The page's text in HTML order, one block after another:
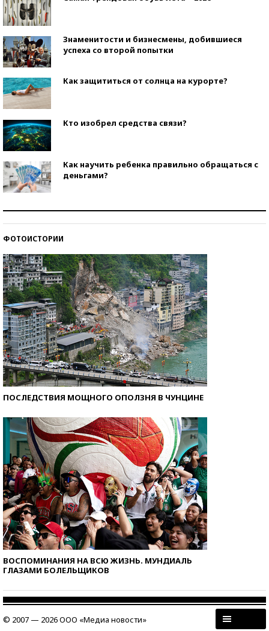
Знаменитости и бизнесмены, добившиеся
успеха со второй попытки
Как защититься от солнца на курорте?
Кто изобрел средства связи?
Как научить ребенка правильно обращаться с
деньгами?
ФОТОИСТОРИИ
ПОСЛЕДСТВИЯ МОЩНОГО ОПОЛЗНЯ В ЧУНЦИНЕ
ВОСПОМИНАНИЯ НА ВСЮ ЖИЗНЬ. МУНДИАЛЬ
ГЛАЗАМИ БОЛЕЛЬЩИКОВ
© 2007 — 2026 ООО «Медиа новости»